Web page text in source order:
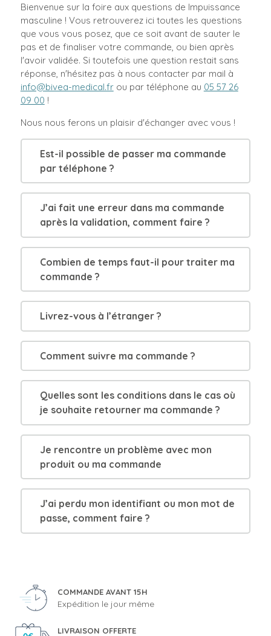
Bienvenue sur la foire aux questions de Impuissance
masculine ! Vous retrouverez ici toutes les questions
que vous vous posez, que ce soit avant de sauter le
pas et de finaliser votre commande, ou bien après
l'avoir validée. Si toutefois une question restait sans
réponse, n'hésitez pas à nous contacter par mail à
info@bivea-medical.frou par téléphone au 05 57 26
09 00 !
Nous nous ferons un plaisir d'échanger avec vous !
Est-il possible de passer ma commande
par téléphone ?
J’ai fait une erreur dans ma commande
après la validation, comment faire ?
Combien de temps faut-il pour traiter ma
commande ?
Livrez-vous à l’étranger ?
Comment suivre ma commande ?
Quelles sont les conditions dans le cas où
je souhaite retourner ma commande ?
Je rencontre un problème avec mon
produit ou ma commande
J’ai perdu mon identifiant ou mon mot de
passe, comment faire ?
COMMANDE AVANT 15H
Expédition le jour même
LIVRAISON OFFERTE